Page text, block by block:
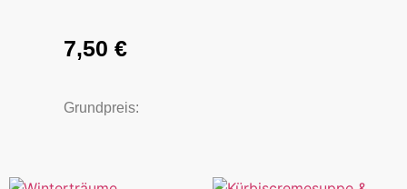
7,50 €
Grundpreis: